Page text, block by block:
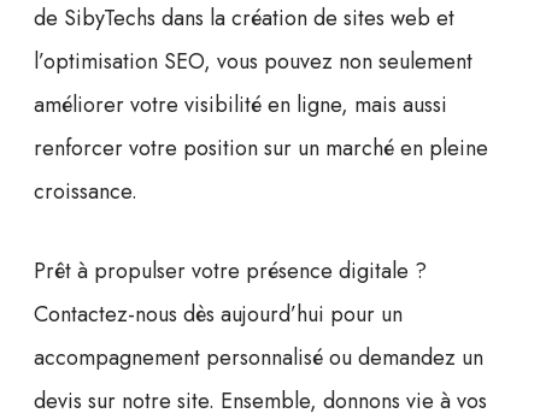
de SibyTechs dans lacréation de sites web et
l’optimisation SEO, vous pouvez non seulement
améliorer votre visibilité en ligne, mais aussi
renforcer votre position sur un marché en pleine
croissance.
Prêt à propulser votre présence digitale ?
Contactez-nous dès aujourd’hui pour un
accompagnement personnalisé ou demandez un
devis sur notre site. Ensemble, donnons vie à vos